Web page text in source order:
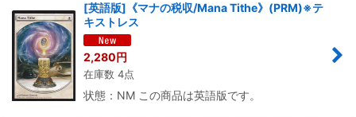
並び順:
[英語版]《マナの税収/Mana Tithe》(PRM)※テ
キストレス
2,280円
在庫数 4点
状態：NM この商品は英語版です。